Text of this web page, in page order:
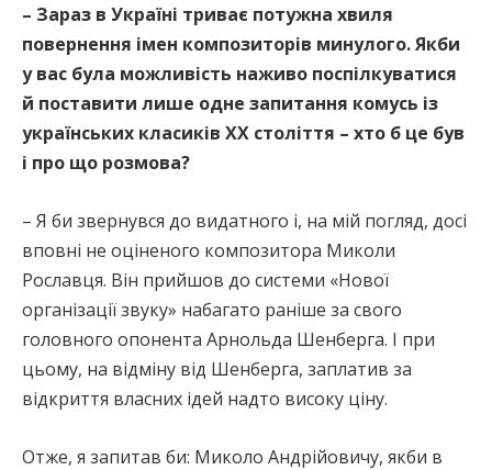
– Зараз в Україні триває потужна хвиля
повернення імен композиторів минулого. Якби
у вас була можливість наживо поспілкуватися
й поставити лише одне запитання комусь із
українських класиків ХХ століття – хто б це був
і про що розмова?
– Я би звернувся до видатного і, на мій погляд, досі
вповні не оціненого композитора Миколи
Рославця. Він прийшов до системи «Нової
організації звуку» набагато раніше за свого
головного опонента Арнольда Шенберга. І при
цьому, на відміну від Шенберга, заплатив за
відкриття власних ідей надто високу ціну.
Отже, я запитав би: Миколо Андрійовичу, якби в